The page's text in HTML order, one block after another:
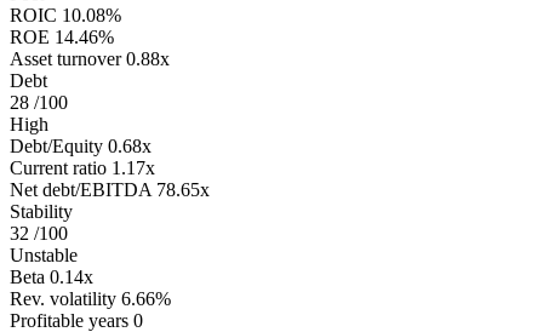
ROIC 10.08%
ROE 14.46%
Asset turnover 0.88x
Debt
28 /100
High
Debt/Equity 0.68x
Current ratio 1.17x
Net debt/EBITDA 78.65x
Stability
32 /100
Unstable
Beta 0.14x
Rev. volatility 6.66%
Profitable years 0